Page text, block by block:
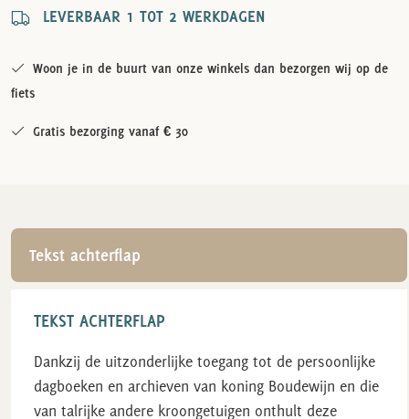
LEVERBAAR 1 TOT 2 WERKDAGEN
Woon je in de buurt van onze winkels dan bezorgen wij op de
fiets
Gratis bezorging vanaf € 30
Tekst achterflap
TEKST ACHTERFLAP
Dankzij de uitzonderlijke toegang tot de persoonlijke
dagboeken en archieven van koning Boudewijn en die
van talrijke andere kroongetuigen onthult deze